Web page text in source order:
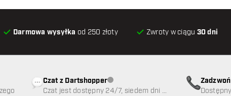
Darmowa wysyłka od 250 złoty Zwroty w ciągu 30 dni
Czat z DartshopperObsługa klienta niedostępna
Czat jest dostępny 24/7, siedem dni w
89